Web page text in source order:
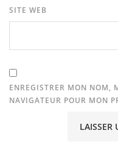
SITE WEB
ENREGISTRER MON NOM,
NAVIGATEUR POUR MON